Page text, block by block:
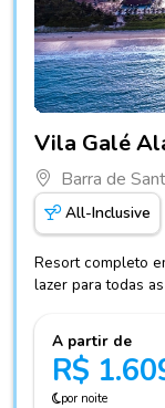
Vila Galé
Barra de
All-Inclusive
Resort completo
lazer para todas
A partir de
R$
por noite